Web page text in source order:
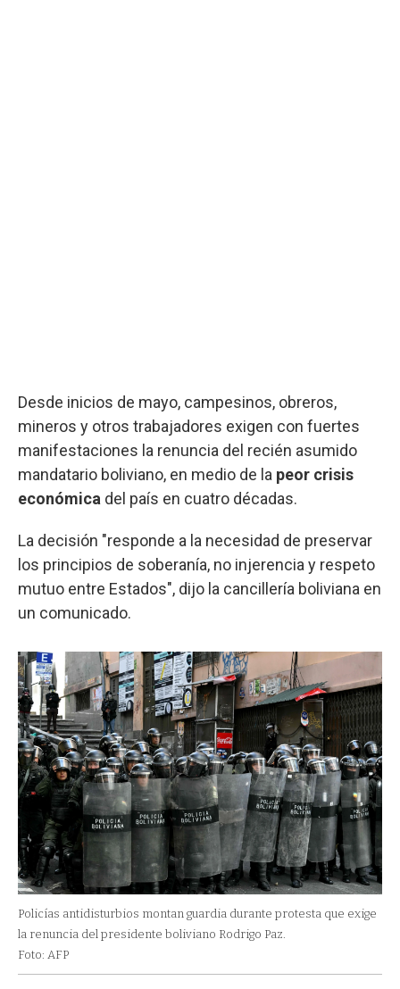
Desde inicios de mayo, campesinos, obreros,
mineros y otros trabajadores exigen con fuertes
manifestaciones la renuncia del recién asumido
mandatario boliviano, en medio de la peor crisis
económica del país en cuatro décadas.
La decisión "responde a la necesidad de preservar
los principios de soberanía, no injerencia y respeto
mutuo entre Estados", dijo la cancillería boliviana en
un comunicado.
Policías antidisturbios montan guardia durante protesta que exige
la renuncia del presidente boliviano Rodrigo Paz.
Foto: AFP